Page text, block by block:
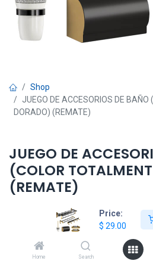
Price:
$ 29.00
Home Search
Shop
JUEGO DE ACCESORIOS DE
DORADO) (REMATE)
JUEGO DE
(COLOR
(REMATE)
Add to